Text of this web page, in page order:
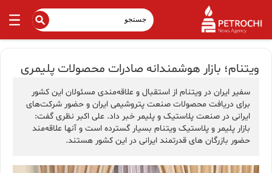
ویتنام؛ بازار هوشمندانه صادرات محصولات پلیمری
سفیر ایران در ویتنام از استقبال و علاقه‌مندی مسئولان این کشور
برای دریافت محصولات صنعت پتروشیمی ایران و حضور شرکت‌های
ایرانی در صنعت پلاستیک و پلیمر خبر داد. علی اکبر نظری گفت:
بازار پلیمر و پلاستیک ویتنام بسیار گسترده است و آنها علاقه‌مند
حضور بازرگان های قدرتمند ایرانی در این کشور هستند.